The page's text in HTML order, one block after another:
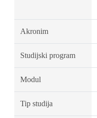
Akronim
Studijski program
Modul
Tip studija